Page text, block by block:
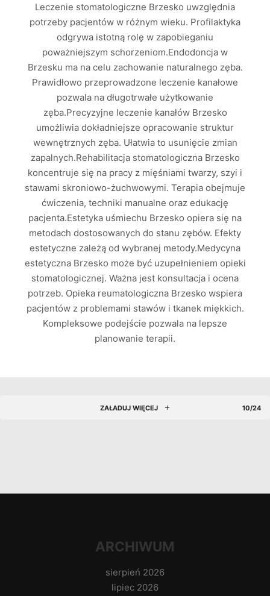
Leczenie stomatologiczne Brzesko uwzględnia
potrzeby pacjentów w różnym wieku. Profilaktyka
odgrywa istotną rolę w zapobieganiu
poważniejszym schorzeniom.Endodoncja w
Brzesku ma na celu zachowanie naturalnego zęba.
Prawidłowo przeprowadzone leczenie kanałowe
pozwala na długotrwałe użytkowanie
zęba.Precyzyjne leczenie kanałów Brzesko
umożliwia dokładniejsze opracowanie struktur
wewnętrznych zęba. Ułatwia to usunięcie zmian
zapalnych.Rehabilitacja stomatologiczna Brzesko
koncentruje się na pracy z mięśniami twarzy, szyi i
stawami skroniowo-żuchwowymi. Terapia obejmuje
ćwiczenia, techniki manualne oraz edukację
pacjenta.Estetyka uśmiechu Brzesko opiera się na
metodach dostosowanych do stanu zębów. Efekty
estetyczne zależą od wybranej metody.Medycyna
estetyczna Brzesko może być uzupełnieniem opieki
stomatologicznej. Ważna jest konsultacja i ocena
potrzeb. Opieka reumatologiczna Brzesko wspiera
pacjentów z problemami stawów i tkanek miękkich.
Kompleksowe podejście pozwala na lepsze
planowanie terapii.
ZAŁADUJ WIĘCEJ 10/24
ARCHIWUM
sierpień 2026
lipiec 2026